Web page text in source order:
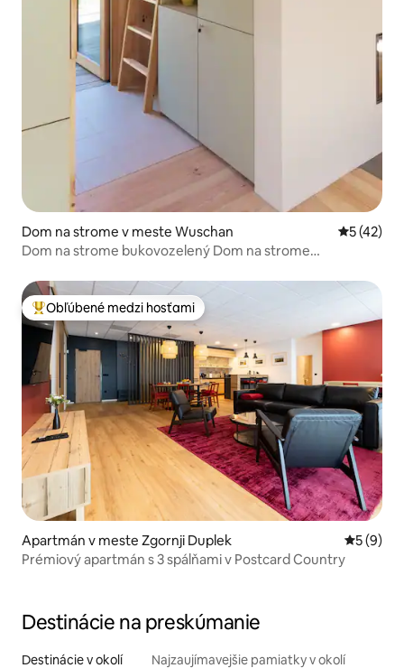
Dom na strome v meste Wuschan
5 (42)
Dom na strome bukovozelený Dom na strome
Najobľúbenejšie medzi hosťami
Obľúbené medzi hosťami
Apartmán v meste Zgornji Duplek
5 (9)
Prémiový apartmán s 3 spálňami v Postcard Country
Destinácie na preskúmanie
Destinácie v okolí Najzaujímavejšie pamiatky v okolí